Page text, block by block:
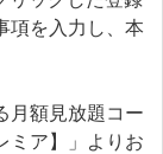
項を入力し、本
月額見放題コー
ミア】」よりお